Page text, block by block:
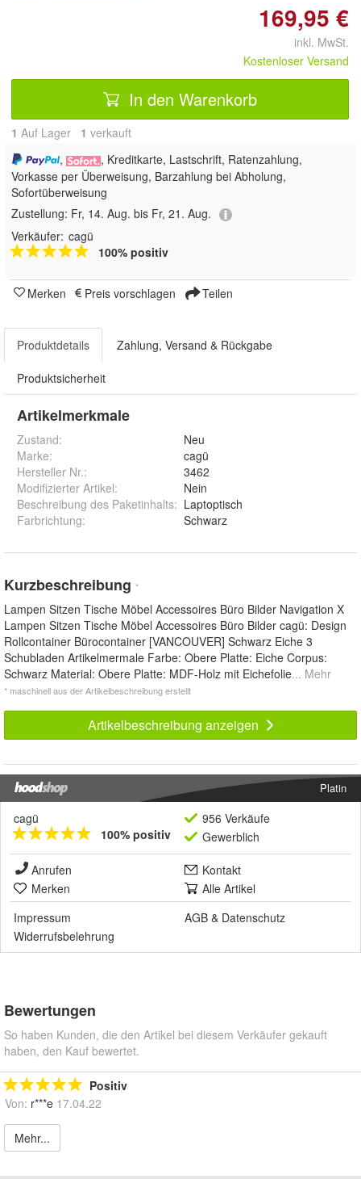
169,95 €
inkl. MwSt.
Kostenloser Versand
In den Warenkorb
1 Auf Lager 1 verkauft
,
, Kreditkarte, Lastschrift, Ratenzahlung,
Vorkasse per Überweisung, Barzahlung bei Abholung,
Sofortüberweisung
Zustellung: Fr, 14. Aug. bis Fr, 21. Aug.
Verkäufer: cagü
100% positiv
Merken Preis vorschlagen Teilen
Produktdetails Zahlung, Versand & Rückgabe
Produktsicherheit
Artikelmerkmale
Zustand:
Neu
Marke:
cagü
Hersteller Nr.:
3462
Modifizierter Artikel:
Nein
Beschreibung des Paketinhalts: Laptoptisch
Farbrichtung: Schwarz
Kurzbeschreibung *
Lampen Sitzen Tische Möbel Accessoires Büro Bilder Navigation X
Lampen Sitzen Tische Möbel Accessoires Büro Bilder cagü: Design
Rollcontainer Bürocontainer [VANCOUVER] Schwarz Eiche 3
Schubladen Artikelmermale Farbe: Obere Platte: Eiche Corpus:
Schwarz Material: Obere Platte: MDF-Holz mit Eichefolie... Mehr
* maschinell aus der Artikelbeschreibung erstellt
Artikelbeschreibung anzeigen
Platin
cagü
100% positiv
956 Verkäufe
Gewerblich
Anrufen
Kontakt
Merken
Alle Artikel
Impressum
AGB & Datenschutz
Widerrufsbelehrung
Bewertungen
So haben Kunden, die den Artikel bei diesem Verkäufer gekauft
haben, den Kauf bewertet.
Positiv
Von: r***e 17.04.22
Mehr...